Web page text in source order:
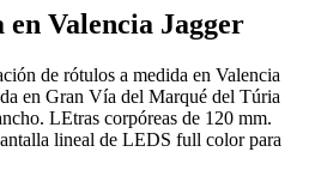
Valencia Jagger
de rótulos a medida en Valencia
en Gran Vía del Marqué del Túria
LEtras corpóreas de 120 mm.
lineal de LEDS full color para